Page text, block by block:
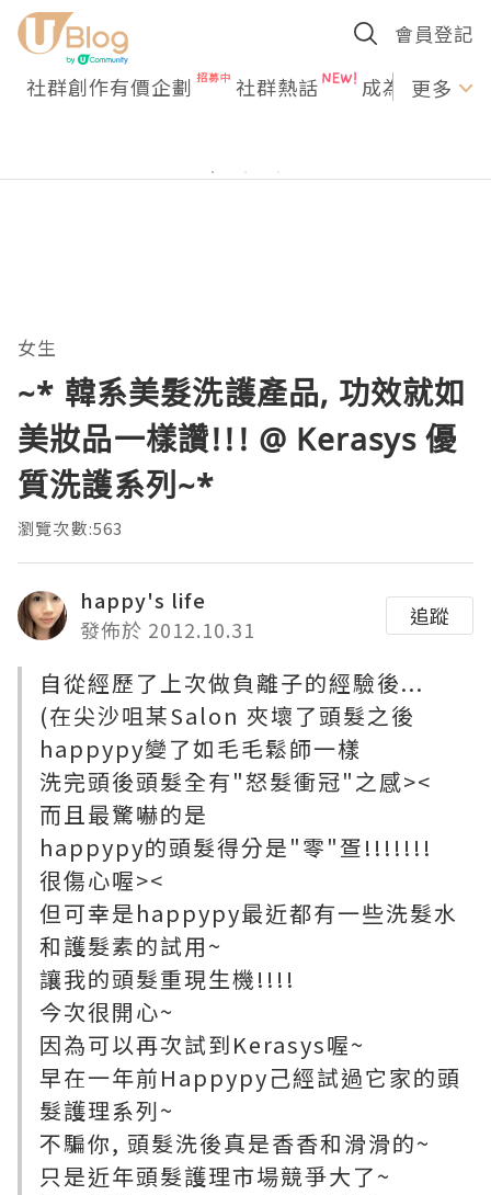
< 而且最驚嚇"/>
會員登記
社群創作有價企劃 社群熱話 成為U更多
女生
~* 韓系美髮洗護產品, 功效就如
美妝品一樣讚!!! @ Kerasys 優
質洗護系列~*
瀏覽次數:563
happy's life
發佈於 2012.10.31
追蹤
自從經歷了上次做負離子的經驗後...
(在尖沙咀某Salon 夾壞了頭髮之後
happypy變了如毛毛鬆師一樣
洗完頭後頭髮全有"怒髮衝冠"之感><
而且最驚嚇的是
happypy的頭髮得分是"零"疍!!!!!!!
很傷心喔><
但可幸是happypy最近都有一些洗髮水
和護髮素的試用~
讓我的頭髮重現生機!!!!
今次很開心~
因為可以再次試到Kerasys喔~
早在一年前Happypy己經試過它家的頭
髮護理系列~
不騙你, 頭髮洗後真是香香和滑滑的~
只是近年頭髮護理市場競爭大了~